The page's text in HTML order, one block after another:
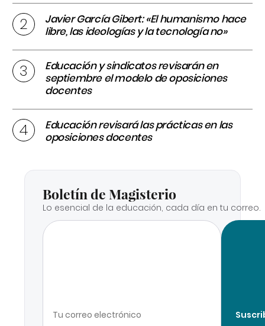
Javier García Gibert: «El humanismo hace
libre, las ideologías y la tecnología no»
Educación y sindicatos revisarán en
septiembre el modelo de oposiciones
docentes
Educación revisará las prácticas en las
oposiciones docentes
Boletín de Magisterio
Lo esencial de la educación, cada día en tu correo.